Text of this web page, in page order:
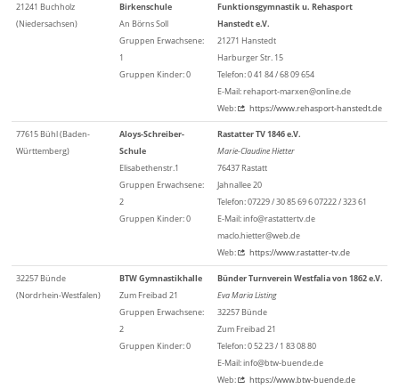
21241 Buchholz
(Niedersachsen)
Birkenschule
An Börns Soll
Gruppen Erwachsene:
1
Gruppen Kinder: 0
Funktionsgymnastik u. Rehasport
Hanstedt e.V.
21271 Hanstedt
Harburger Str. 15
Telefon: 0 41 84 / 68 09 654
E-Mail: rehaport-marxen@online.de
Web:
https://www.rehasport-hanstedt.de
77615 Bühl (Baden-
Württemberg)
Aloys-Schreiber-
Schule
Elisabethenstr.1
Gruppen Erwachsene:
2
Gruppen Kinder: 0
Rastatter TV 1846 e.V.
Marie-Claudine Hietter
76437 Rastatt
Jahnallee 20
Telefon: 07229 / 30 85 69 6 07222 / 323 61
E-Mail: info@rastattertv.de
maclo.hietter@web.de
Web:
https://www.rastatter-tv.de
32257 Bünde
(Nordrhein-Westfalen)
BTW Gymnastikhalle
Zum Freibad 21
Gruppen Erwachsene:
2
Gruppen Kinder: 0
Bünder Turnverein Westfalia von 1862 e.V.
Eva Maria Listing
32257 Bünde
Zum Freibad 21
Telefon: 0 52 23 / 1 83 08 80
E-Mail: info@btw-buende.de
Web:
https://www.btw-buende.de